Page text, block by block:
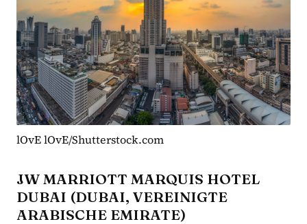
lOvE lOvE/Shutterstock.com
JW MARRIOTT MARQUIS HOTEL
DUBAI (DUBAI, VEREINIGTE
ARABISCHE EMIRATE)